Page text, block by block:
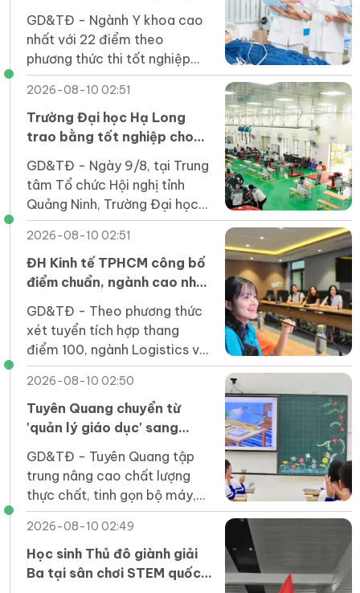
khoa cao nhất
GD&TĐ - Ngành Y khoa cao
nhất với 22 điểm theo
phương thức thi tốt nghiệp
THPT.
2026-08-10 02:51
Trường Đại học Hạ Long
trao bằng tốt nghiệp cho
hơn 1.000 học sinh, sinh viên
GD&TĐ - Ngày 9/8, tại Trung
tâm Tổ chức Hội nghị tỉnh
Quảng Ninh, Trường Đại học
Hạ Long tổ chức Lễ trao bằng
tốt nghiệp năm 2026.
2026-08-10 02:51
ĐH Kinh tế TPHCM công bố
điểm chuẩn, ngành cao nhất
lấy 97/100
GD&TĐ - Theo phương thức
xét tuyển tích hợp thang
điểm 100, ngành Logistics và
Quản lý chuỗi cung ứng lấy
điểm chuẩn cao nhất ở Đại
học Kinh tế TPHCM.
2026-08-10 02:50
Tuyên Quang chuyển từ
'quản lý giáo dục' sang
'quản trị phát triển giáo
dục'
GD&TĐ - Tuyên Quang tập
trung nâng cao chất lượng
thực chất, tinh gọn bộ máy,
bảo đảm an toàn trường học
và tạo chuyển biến rõ nét
trong năm học mới.
2026-08-10 02:49
Học sinh Thủ đô giành giải
Ba tại sân chơi STEM quốc